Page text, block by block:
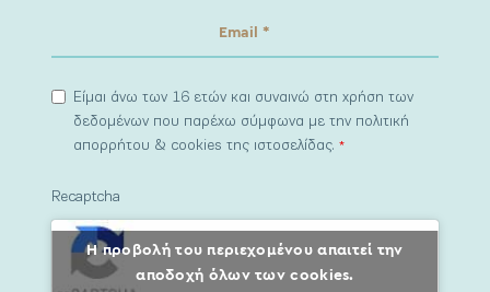
Είμαι άνω των 16 ετών και συναινώ στη χρήση των
δεδομένων που παρέχω σύμφωνα με την πολιτική
απορρήτου & cookies της ιστοσελίδας.*
Recaptcha
Η προβολή του περιεχομένου απαιτεί την
αποδοχή όλων των cookies.